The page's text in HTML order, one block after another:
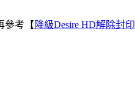
參考【 降級Desire HD解除封印